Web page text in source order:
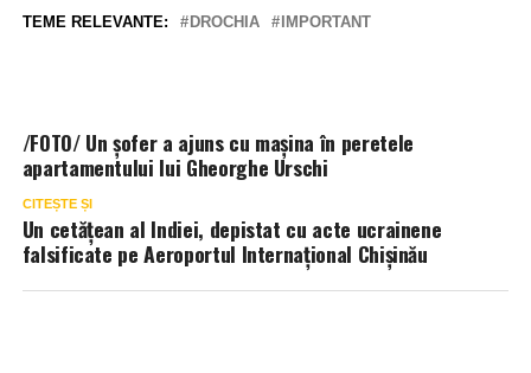
TEME RELEVANTE: DROCHIA IMPORTANT
/FOTO/ Un șofer a ajuns cu mașina în peretele
apartamentului lui Gheorghe Urschi
CITEȘTE ȘI
Un cetățean al Indiei, depistat cu acte ucrainene
falsificate pe Aeroportul Internațional Chișinău